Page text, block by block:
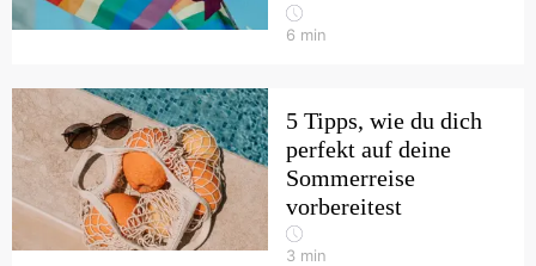
6 min
5 Tipps, wie du dich
perfekt auf deine
Sommerreise
vorbereitest
3 min